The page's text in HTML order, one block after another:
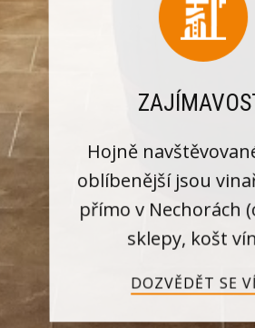
Hojně
oblíbenější jsou
přímo v Nechorách
sklepy, košt
DOZVĚDĚT SE